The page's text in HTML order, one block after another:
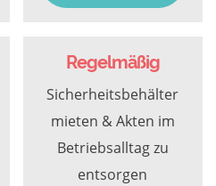
Regelmäßig
Sicherheitsbehälter
mieten & Akten im
Betriebsalltag zu
entsorgen